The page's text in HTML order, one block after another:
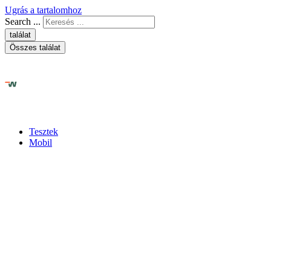
Ugrás a tartalomhoz
Search ...
találat
Összes találat
Tesztek
Mobil